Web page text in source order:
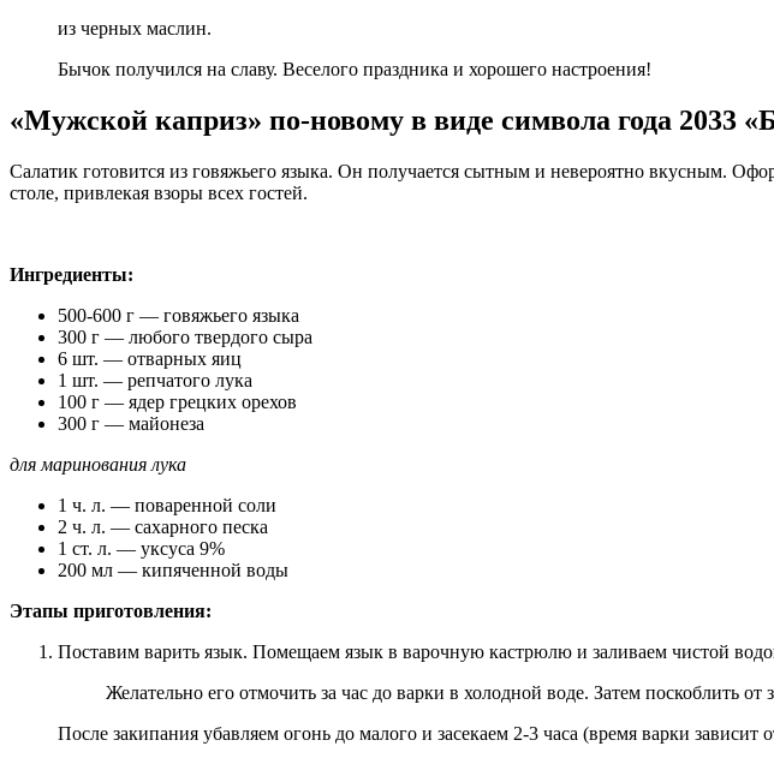
из черных маслин.
Бычок получился на славу. Веселого праздника и хорошего настроения!
«Мужской каприз» по-новому в виде символа года 2033
Салатик готовится из говяжьего языка. Он получается сытным и невероятно вкусным.
столе, привлекая взоры всех гостей.
Ингредиенты:
500-600 г — говяжьего языка
300 г — любого твердого сыра
6 шт. — отварных яиц
1 шт. — репчатого лука
100 г — ядер грецких орехов
300 г — майонеза
для маринования лука
1 ч. л. — поваренной соли
2 ч. л. — сахарного песка
1 ст. л. — уксуса 9%
200 мл — кипяченной воды
Этапы приготовления:
Поставим варить язык. Помещаем язык в варочную кастрюлю и заливаем чистой
Желательно его отмочить за час до варки в холодной воде. Затем поскоблить от
После закипания убавляем огонь до малого и засекаем 2-3 часа (время варки зависит